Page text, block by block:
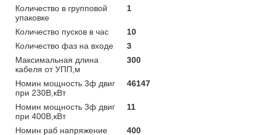
Количество в групповой
упаковке
1
Количество пусков в час
10
Количество фаз на входе
3
Максимальная длина
кабеля от УПП,м
300
Номин мощность 3ф двиг
при 230В,кВт
46147
Номин мощность 3ф двиг
при 400В,кВт
11
Номин раб напряжение
400